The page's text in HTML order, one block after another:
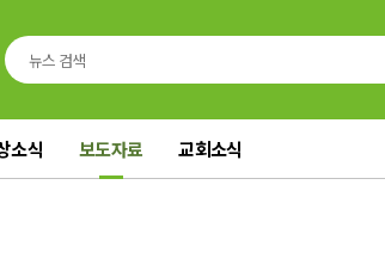
소식 보도자료 교회소식